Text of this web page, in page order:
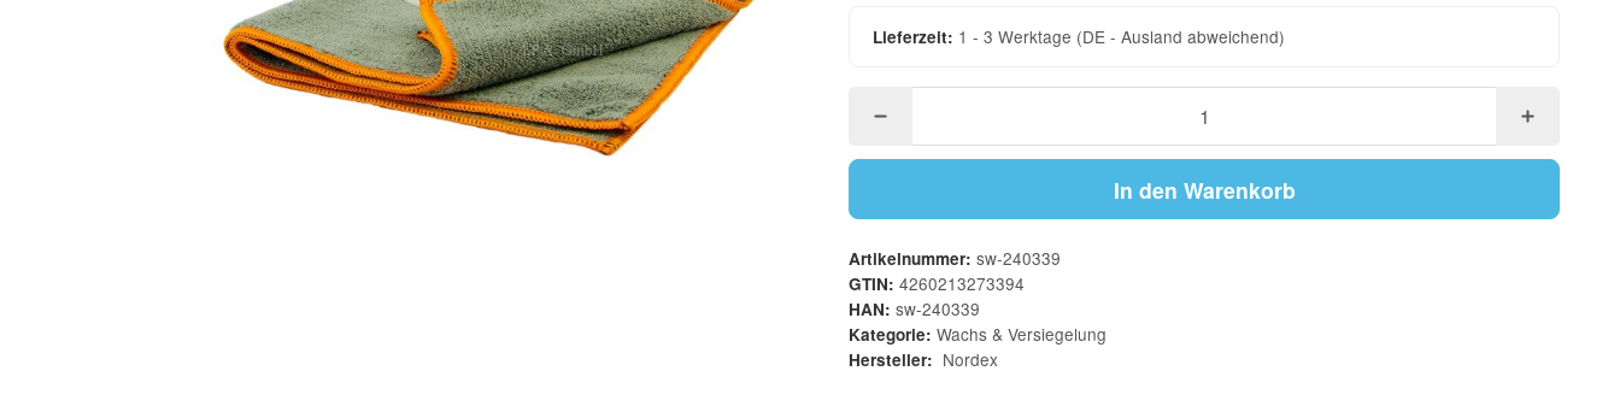
Lieferzeit: 1 - 3 Werktage (DE - Ausland abweichend)
In den Warenkorb
Artikelnummer: sw-240339
GTIN: 4260213273394
HAN: sw-240339
Kategorie: Wachs & Versiegelung
Hersteller: Nordex